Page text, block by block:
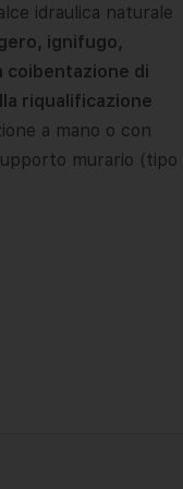
idraulica naturale
ignifugo,
coibentazione di
riqualificazione
a mano o con
murario (tipo